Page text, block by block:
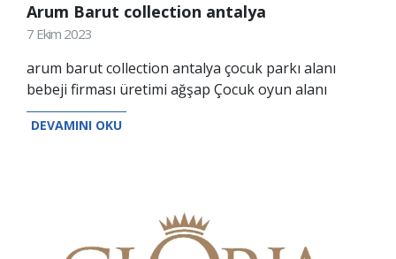
Arum Barut collection antalya
7 Ekim 2023
arum barut collection antalya çocuk parkı alanı
bebeji firması üretimi ağşap Çocuk oyun alanı
DEVAMINI OKU